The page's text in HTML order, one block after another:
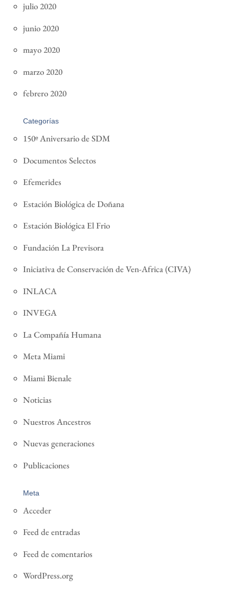
julio 2020
junio 2020
mayo 2020
marzo 2020
febrero 2020
Categorías
150º Aniversario de SDM
Documentos Selectos
Efemerides
Estación Biológica de Doñana
Estación Biológica El Frio
Fundación La Previsora
Iniciativa de Conservación de Ven-Africa (CIVA)
INLACA
INVEGA
La Compañía Humana
Meta Miami
Miami Bienale
Noticias
Nuestros Ancestros
Nuevas generaciones
Publicaciones
Meta
Acceder
Feed de entradas
Feed de comentarios
WordPress.org